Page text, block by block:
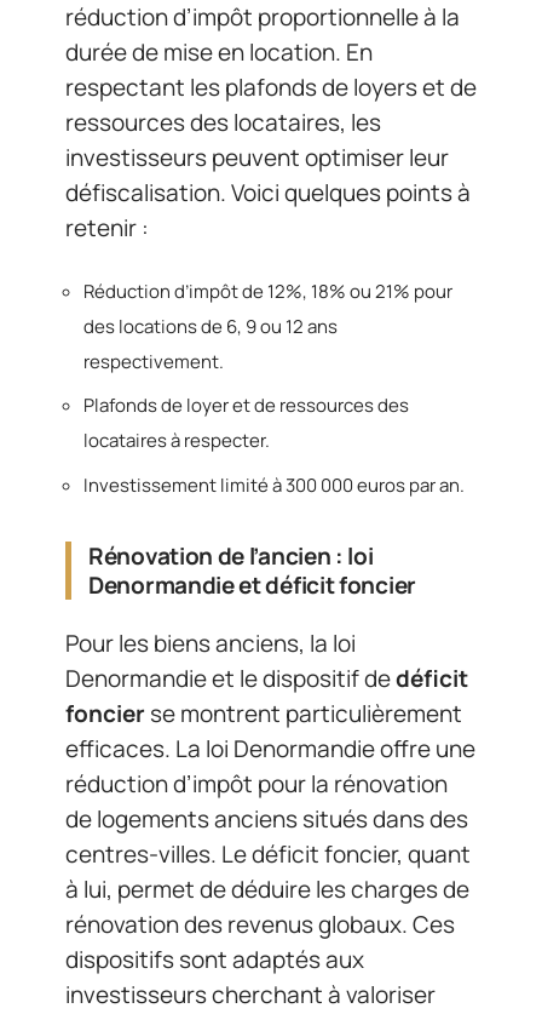
réduction d’impôt proportionnelle à la
durée de mise en location. En
respectant les plafonds de loyers et de
ressources des locataires, les
investisseurs peuvent optimiser leur
défiscalisation. Voici quelques points à
retenir :
Réduction d’impôt de 12%, 18% ou 21% pour
des locations de 6, 9 ou 12 ans
respectivement.
Plafonds de loyer et de ressources des
locataires à respecter.
Investissement limité à 300 000 euros par an.
Rénovation de l’ancien : loi
Denormandie et déficit foncier
Pour les biens anciens, la loi
Denormandie et le dispositif dedéficit
foncierse montrent particulièrement
efficaces. La loi Denormandie offre une
réduction d’impôt pour la rénovation
de logements anciens situés dans des
centres-villes. Le déficit foncier, quant
à lui, permet de déduire les charges de
rénovation des revenus globaux. Ces
dispositifs sont adaptés aux
investisseurs cherchant à valoriser